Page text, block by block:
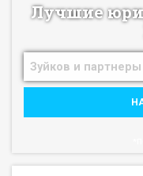
Лучшие